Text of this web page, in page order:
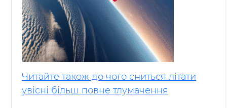
Читайте також до чого сниться літати
увісні більш повне тлумачення